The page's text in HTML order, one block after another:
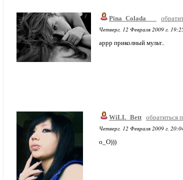
Pina_Colada___
Четверг, 12 Февраля 2009 г.
аррр приколный мульт..
WiLL_Bett обратиться
Четверг, 12 Февраля 2009 г.
о_О)))